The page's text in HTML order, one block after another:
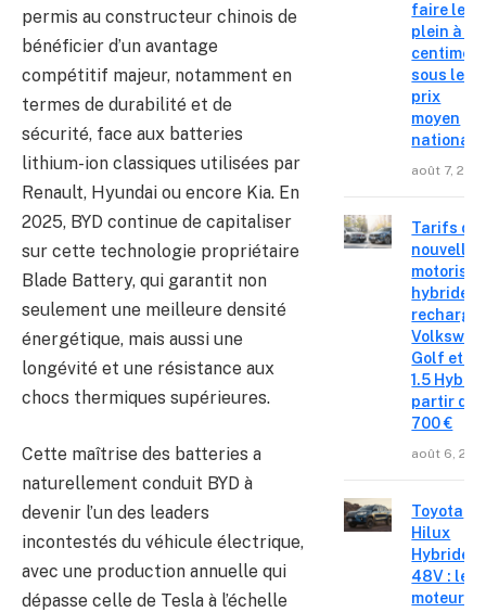
permis au constructeur chinois de
bénéficier d’un avantage
compétitif majeur, notamment en
termes de durabilité et de
sécurité, face aux batteries
lithium-ion classiques utilisées par
Renault, Hyundai ou encore Kia. En
2025, BYD continue de capitaliser
sur cette technologie propriétaire
Blade Battery, qui garantit non
seulement une meilleure densité
énergétique, mais aussi une
longévité et une résistance aux
chocs thermiques supérieures.
Cette maîtrise des batteries a
naturellement conduit BYD à
devenir l’un des leaders
incontestés du véhicule électrique,
avec une production annuelle qui
dépasse celle de Tesla à l’échelle
faire le
plein à 19
centimes
sous le
prix
moyen
national
août 7,
Tarifs
nouvelles
hybrides
Golf et T-
1.5 Hybrid
partir de
700 €
août 6,
Toyota
Hilux
Hybride
48V : le
moteur